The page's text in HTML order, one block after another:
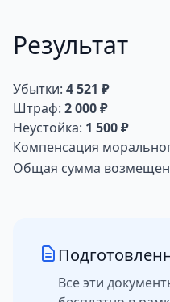
Результат
Убытки: 4 521 ₽
Штраф: 2 000 ₽
Неустойка: 1 500 ₽
Компенсация
Общая сумма
Все эти